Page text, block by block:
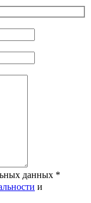
данных *
и